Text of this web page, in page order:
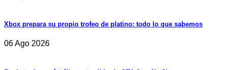
Xbox prepara su propio trofeo de platino: todo lo que sabemos
06 Ago 2026